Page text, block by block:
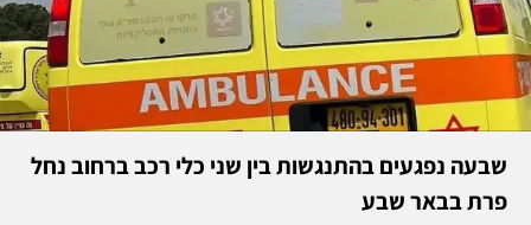
שבעה נפגעים בהתנגשות בין שני כלי רכב ברחוב נחל
פרת בבאר שבע